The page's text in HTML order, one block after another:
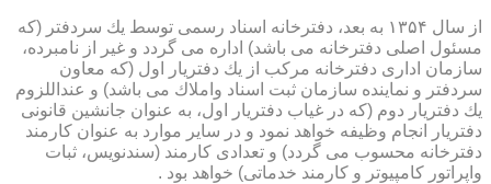
از سال ۱۳۵۴ به بعد، دفترخانه اسناد رسمی توسط یك سردفتر (كه
مسئول اصلی دفترخانه می باشد) اداره می گردد و غیر از نامبرده،
سازمان اداری دفترخانه مركب از یك دفتریار اول (كه معاون
سردفتر و نماینده سازمان ثبت اسناد واملاك می باشد) و عنداللزوم
یك دفتریار دوم (كه در غیاب دفتریار اول، به عنوان جانشین قانونی
دفتریار انجام وظیفه خواهد نمود و در سایر موارد به عنوان كارمند
دفترخانه محسوب می گردد) و تعدادی كارمند (سندنویس، ثبات
واپراتور كامپیوتر و كارمند خدماتی) خواهد بود .